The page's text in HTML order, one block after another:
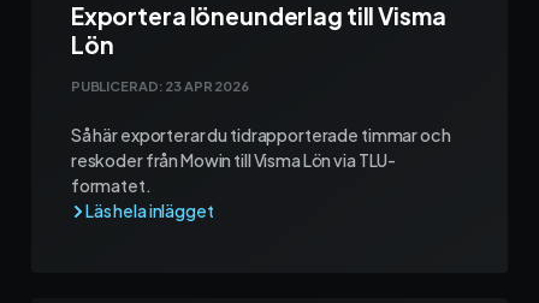
Exportera löneunderlag till Visma
Lön
PUBLICERAD: 23 APR 2026
Så här exporterar du tidrapporterade timmar och
reskoder från Mowin till Visma Lön via TLU-
formatet.